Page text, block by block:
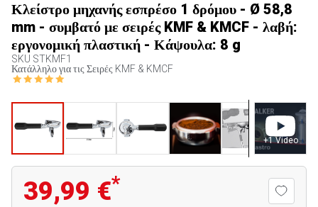
Κλείστρο μηχανής εσπρέσο 1 δρόμου - Ø 58,8
mm - συμβατό με σειρές KMF & KMCF - λαβή:
εργονομική πλαστική - Κάψουλα: 8 g
SKU STKMF1
Κατάλληλο για τις Σειρές KMF & KMCF
+1 Video
39,99 €*